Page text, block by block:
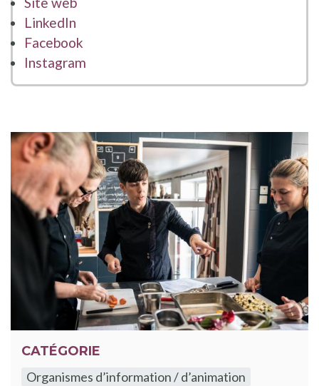
LinkedIn
Facebook
Instagram
CATÉGORIE
Organismes d’information / d’animation